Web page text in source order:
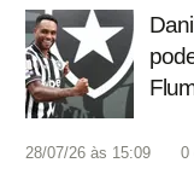
28/07/26 às 15:09 0